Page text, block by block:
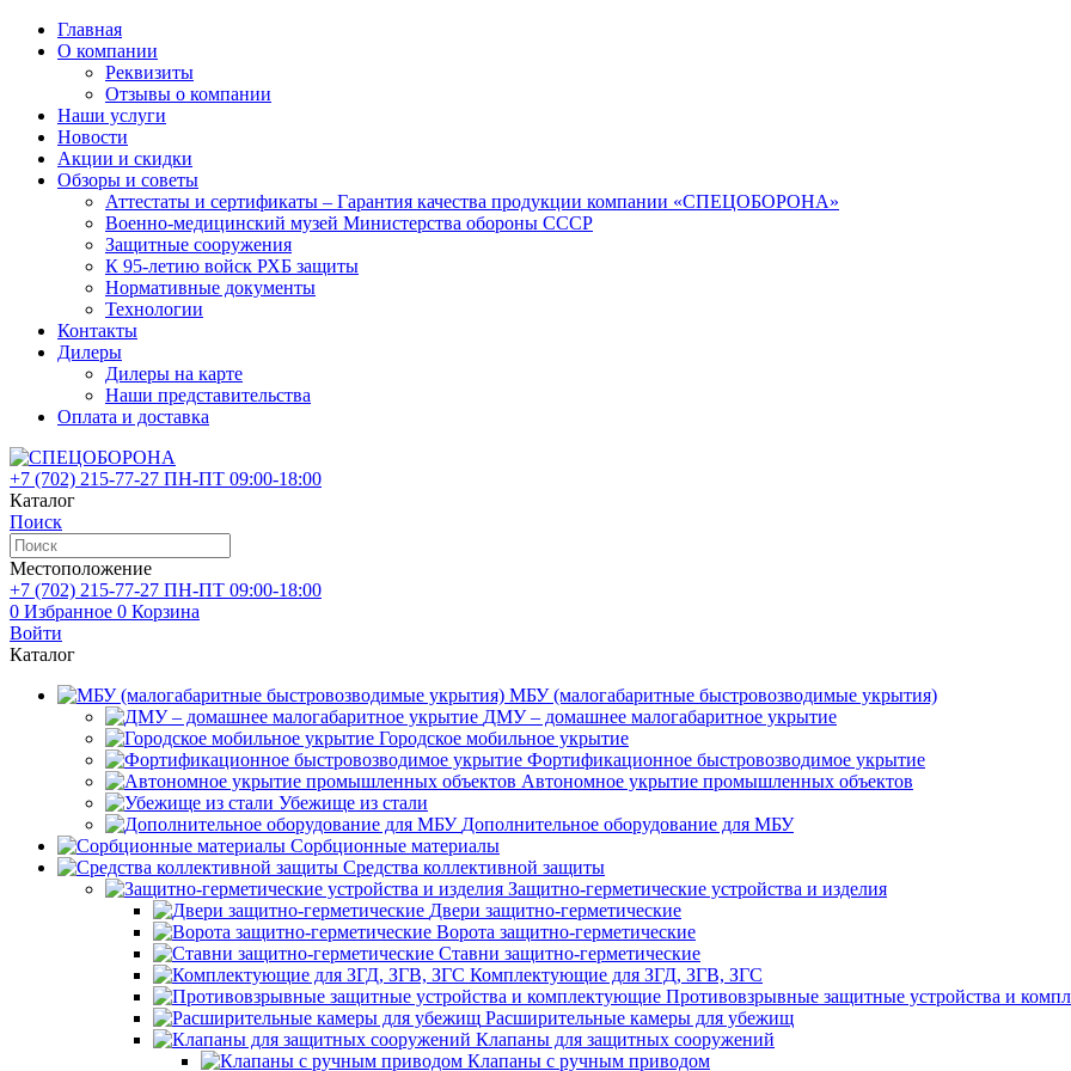
Главная
О компании
Реквизиты
Отзывы о компании
Наши услуги
Новости
Акции и скидки
Обзоры и советы
Аттестаты и сертификаты – Гарантия качества продукции компании «СПЕЦОБОРОНА»
Военно-медицинский музей Министерства обороны СССР
Защитные сооружения
К 95-летию войск РХБ защиты
Нормативные документы
Технологии
Контакты
Дилеры
Дилеры на карте
Наши представительства
Оплата и доставка
+7 (702) 215-77-27 ПН-ПТ 09:00-18:00
Каталог
Поиск
Местоположение
+7 (702) 215-77-27 ПН-ПТ 09:00-18:00
0 Избранное 0 Корзина
Войти
Каталог
МБУ (малогабаритные быстровозводимые укрытия)
ДМУ – домашнее малогабаритное укрытие
Городское мобильное укрытие
Фортификационное быстровозводимое укрытие
Автономное укрытие промышленных объектов
Убежище из стали
Дополнительное оборудование для МБУ
Сорбционные материалы
Средства коллективной защиты
Защитно-герметические устройства и изделия
Двери защитно-герметические
Ворота защитно-герметические
Ставни защитно-герметические
Комплектующие для ЗГД, ЗГВ, ЗГС
Противовзрывные защитные устройства и
Расширительные камеры для убежищ
Клапаны для защитных сооружений
Клапаны с ручным приводом